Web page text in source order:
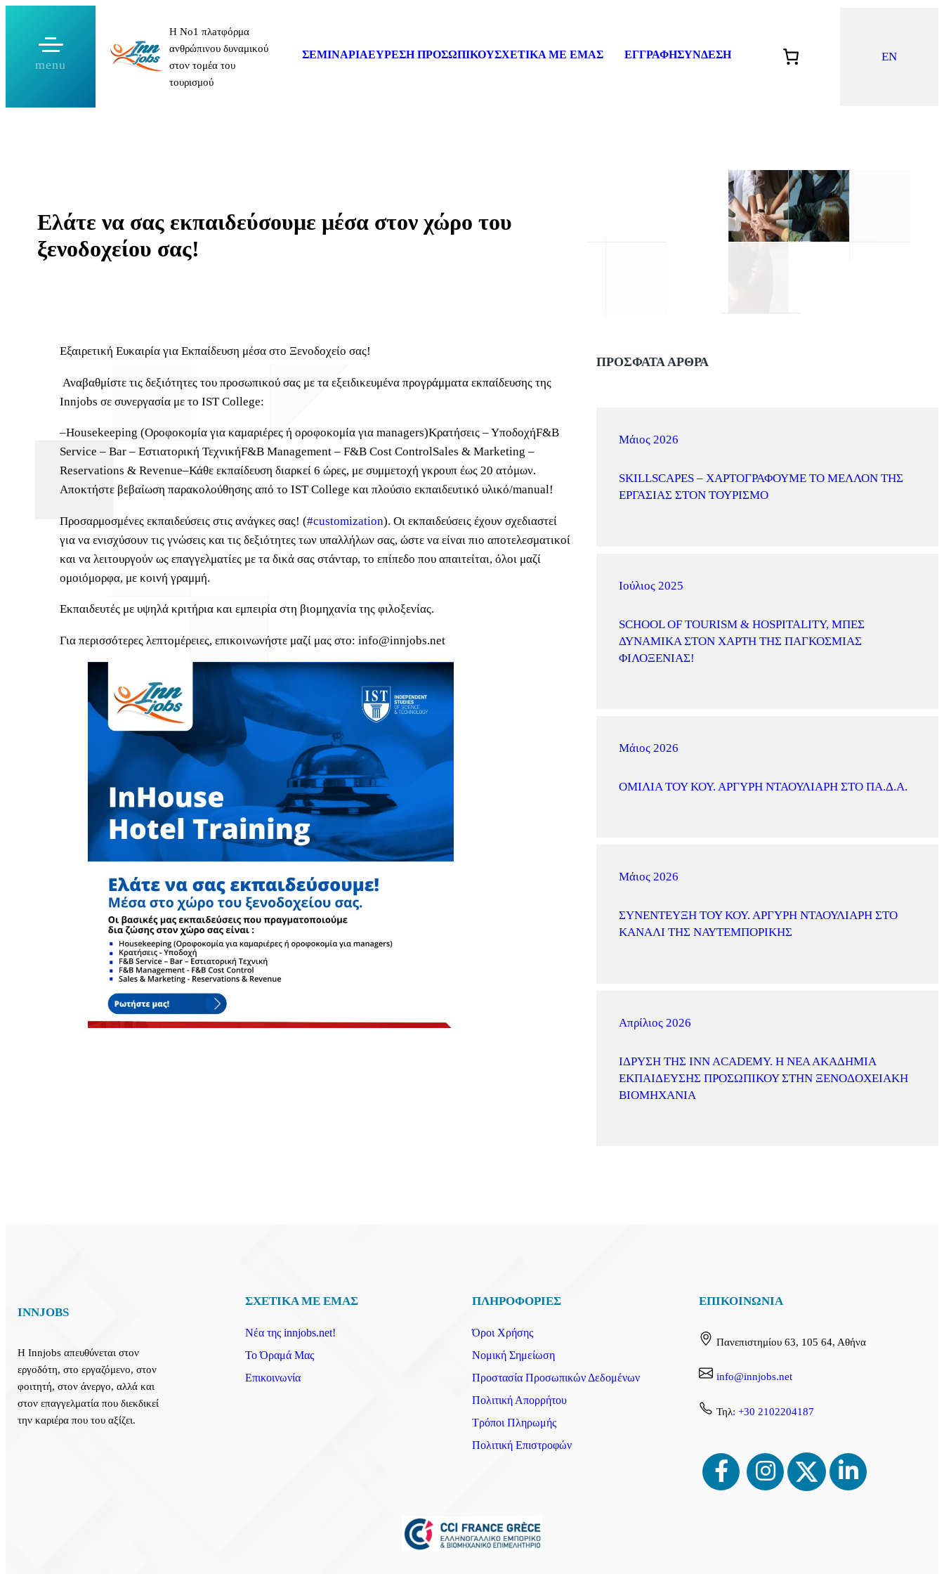
περιεχόμενο
menu
Η Νο1 πλaτφόρμα
ανθρώπινου δυναμικού
στον τομέα του
τουρισμού
ΣΕΜΙΝΑΡΙΑΕΥΡΕΣΗ ΠΡΟΣΩΠΙΚΟΥΣΧΕΤΙΚΑ ΜΕ ΕΜΑΣ ΕΓΓΡΑΦΗΣΥΝΔΕΣΗ EN
Ελάτε να σας εκπαιδεύσουμε μέσα στον χώρο του
ξενοδοχείου σας!
Εξαιρετική Ευκαιρία για Εκπαίδευση μέσα στο Ξενοδοχείο σας!
Αναβαθμίστε τις δεξιότητες του προσωπικού σας με τα εξειδικευμένα προγράμματα εκπαίδευσης της
Innjobs σε συνεργασία με το IST College:
–Housekeeping (Οροφοκομία για καμαριέρες ή οροφοκομία για managers)Κρατήσεις – ΥποδοχήF&B
Service – Bar – Εστιατορική ΤεχνικήF&B Management – F&B Cost ControlSales & Marketing –
Reservations & Revenue–Κάθε εκπαίδευση διαρκεί 6 ώρες, με συμμετοχή γκρουπ έως 20 ατόμων.
Αποκτήστε βεβαίωση παρακολούθησης από το IST College και πλούσιο εκπαιδευτικό υλικό/manual!
Προσαρμοσμένες εκπαιδεύσεις στις ανάγκες σας! (#customization). Οι εκπαιδεύσεις έχουν σχεδιαστεί
για να ενισχύσουν τις γνώσεις και τις δεξιότητες των υπαλλήλων σας, ώστε να είναι πιο αποτελεσματικοί
και να λειτουργούν ως επαγγελματίες με τα δικά σας στάνταρ, το επίπεδο που απαιτείται, όλοι μαζί
ομοιόμορφα, με κοινή γραμμή.
Εκπαιδευτές με υψηλά κριτήρια και εμπειρία στη βιομηχανία της φιλοξενίας.
Για περισσότερες λεπτομέρειες, επικοινωνήστε μαζί μας στο:info@innjobs.net
ΠΡΟΣΦΑΤΑ ΑΡΘΡΑ
Μάιος 2026
SKILLSCAPES – ΧΑΡΤΟΓΡΑΦΟΎΜΕ ΤΟ ΜΈΛΛΟΝ ΤΗΣ
ΕΡΓΑΣΊΑΣ ΣΤΟΝ ΤΟΥΡΙΣΜΌ
Ιούλιος 2025
SCHOOL OF TOURISM & HOSPITALITY, ΜΠΕΣ
ΔΥΝΑΜΙΚΆ ΣΤΟΝ ΧΆΡΤΗ ΤΗΣ ΠΑΓΚΌΣΜΙΑΣ
ΦΙΛΟΞΕΝΊΑΣ!
Μάιος 2026
ΟΜΙΛΊΑ ΤΟΥ ΚΟΥ. ΑΡΓΎΡΗ ΝΤΑΟΥΛΙΆΡΗ ΣΤΟ ΠΑ.Δ.Α.
Μάιος 2026
ΣΥΝΈΝΤΕΥΞΗ ΤΟΥ ΚΟΥ. ΑΡΓΎΡΗ ΝΤΑΟΥΛΙΆΡΗ ΣΤΟ
ΚΑΝΆΛΙ ΤΗΣ ΝΑΥΤΕΜΠΟΡΙΚΉΣ
Απρίλιος 2026
ΊΔΡΥΣΗ ΤΗΣ INN ACADEMY. Η ΝΈΑ ΑΚΑΔΗΜΊΑ
ΕΚΠΑΊΔΕΥΣΗΣ ΠΡΟΣΩΠΙΚΟΎ ΣΤΗΝ ΞΕΝΟΔΟΧΕΙΑΚΉ
ΒΙΟΜΗΧΑΝΊΑ
INNJOBS
Η Innjobs απευθύνεται στον
εργοδότη, στο εργαζόμενο, στον
φοιτητή, στον άνεργο, αλλά και
στον επαγγελματία που διεκδικεί
την καριέρα που του αξίζει.
ΣΧΕΤΙΚΑ ΜΕ ΕΜΑΣ
Νέα της innjobs.net!
Το Όραμά Μας
Επικοινωνία
ΠΛΗΡΟΦΟΡΙΕΣ
Όροι Χρήσης
Νομική Σημείωση
Προστασία Προσωπικών Δεδομένων
Πολιτική Απορρήτου
Τρόποι Πληρωμής
Πολιτική Επιστροφών
ΕΠΙΚΟΙΝΩΝΙΑ
Πανεπιστημίου 63, 105 64, Αθήνα
info@innjobs.net
Τηλ: +30 2102204187